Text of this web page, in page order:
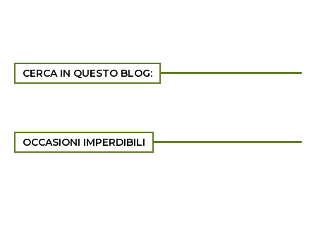
CERCA IN QUESTO BLOG:
OCCASIONI IMPERDIBILI